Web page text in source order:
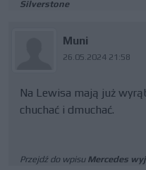
Silverstone
Muni
26.05.2024 21:58
Na Lewisa mają już
chuchać i dmuchać.
Przejdź do wpisu Mercedes